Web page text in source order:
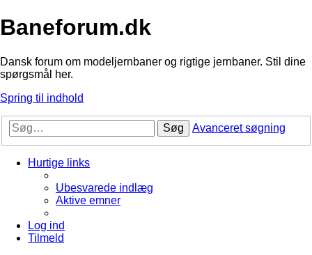
Baneforum.dk
Dansk forum om modeljernbaner og rigtige jernbaner. Stil dine
spørgsmål her.
Spring til indhold
Søg Avanceret søgning
Hurtige links
Ubesvarede indlæg
Aktive emner
Log ind
Tilmeld